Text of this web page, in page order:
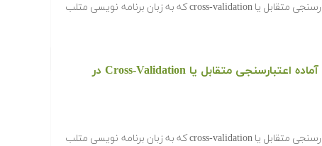
‫در ادامه کدها و برنامه های آماده اعتبارسنجی متقابل یا cross-validation که به زبان برنامه نویسی متلب
دانلود رایگان کدها و برنامه های آماده اعتبارسنجی متقابل یا Cross-Validation در
‫در ادامه کدها و برنامه های آماده اعتبارسنجی متقابل یا cross-validation که به زبان برنامه نویسی متلب